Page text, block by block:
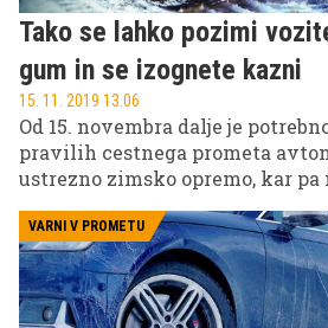
Tako se lahko pozimi
gum in se izognete kazni
15. 11. 2019 13.06
Od 15. novembra dalje je
pravilih cestnega prometa
ustrezno zimsko opremo, kar pa
najmanj 3 milimetre.
VARNI V PROMETU